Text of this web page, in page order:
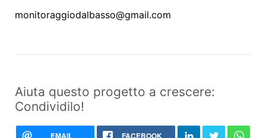
monitoraggiodalbasso@gmail.com
Aiuta questo progetto a crescere:
Condividilo!
EMAIL FACEBOOK